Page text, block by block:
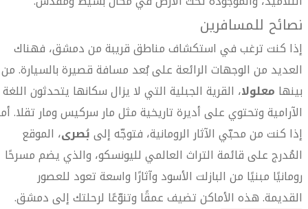
نصائح للمسافرين
إذا كنت ترغب في استكشاف مناطق قريبة من دمشق، فهناك
العديد من الوجهات الرائعة على بُعد مسافة قصيرة بالسيارة. من
بينها معلولا، القرية الجبلية التي لا يزال سكانها يتحدثون اللغة
الآرامية وتحتوي على أديرة تاريخية مثل مار سركيس ومار تقلا.
إذا كنت من محبّي الآثار الرومانية، فتوجّه إلىبُصرى، الموقع
المُدرج على قائمة التراث العالمي لليونسكو، والذي يضم مسرحًا
رومانيًا مبنيًا من البازلت الأسود وآثارًا واسعة تعود للعصور
القديمة. هذه الأماكن تضيف عمقًا وتنوّعًا لرحلتك إلى دمشق.